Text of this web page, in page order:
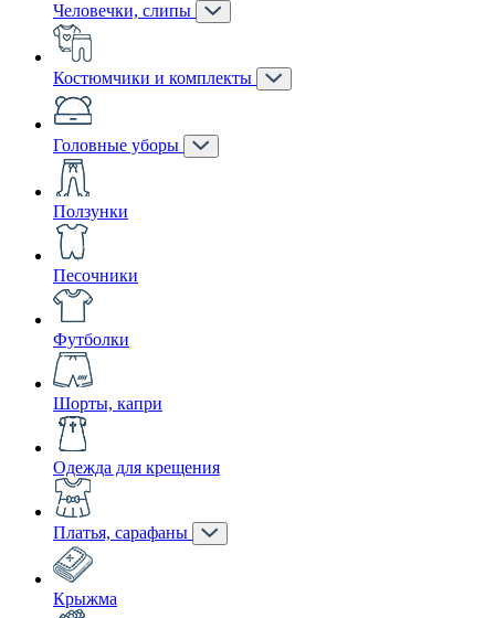
Человечки, слипы
Костюмчики и комплекты
Головные уборы
Ползунки
Песочники
Футболки
Шорты, капри
Одежда для крещения
Платья, сарафаны
Крыжма